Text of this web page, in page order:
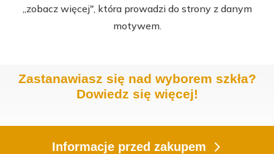
,,zobacz więcej", która prowadzi do strony z danym
motywem.
Zastanawiasz się nad wyborem szkła?
Dowiedz się więcej!
Informacje przed zakupem